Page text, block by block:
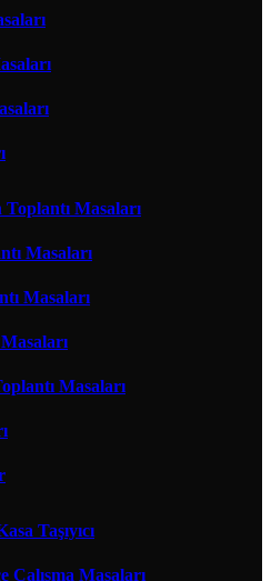
Masaları
Masaları
Masaları
Masaları
Taşıyıcı
Çalışma Masaları